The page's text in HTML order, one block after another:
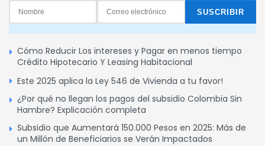
Cómo Reducir Los intereses y Pagar en menos tiempo
Crédito Hipotecario Y Leasing Habitacional
Este 2025 aplica la Ley 546 de Vivienda a tu favor!
¿Por qué no llegan los pagos del subsidio Colombia Sin
Hambre? Explicación completa
Subsidio que Aumentará 150.000 Pesos en 2025: Más de
un Millón de Beneficiarios se Verán Impactados